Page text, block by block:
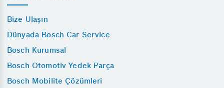
Bize Ulaşın
Dünyada Bosch Car Service
Bosch Kurumsal
Bosch Otomotiv Yedek Parça
Bosch Mobilite Çözümleri